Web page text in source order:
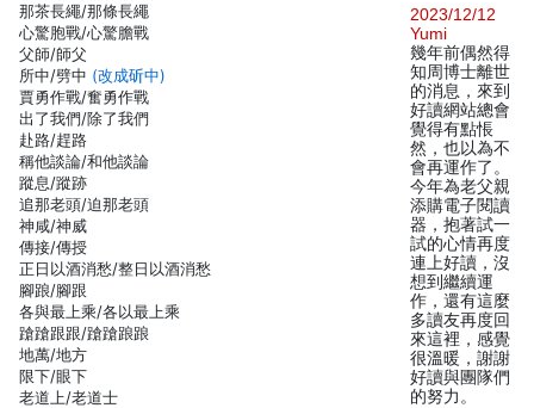
那茶長繩/那條長繩
心驚胞戰/心驚膽戰
父師/師父
所中/劈中 (改成斫中)
賈勇作戰/奮勇作戰
出了我們/除了我們
赴路/趕路
稱他談論/和他談論
蹤息/蹤跡
追那老頭/迫那老頭
神咸/神威
傳接/傳授
正日以酒消愁/整日以酒消愁
腳踉/腳跟
各與最上乘/各以最上乘
蹌蹌跟跟/蹌蹌踉踉
地萬/地方
限下/眼下
老道上/老道士
2023/12/12
Yumi
幾年前偶然得
知周博士離世
的消息，來到
好讀網站總會
覺得有點悵
然，也以為不
會再運作了。
今年為老父親
添購電子閱讀
器，抱著試一
試的心情再度
連上好讀，沒
想到繼續運
作，還有這麼
多讀友再度回
來這裡，感覺
很溫暖，謝謝
好讀與團隊們
的努力。